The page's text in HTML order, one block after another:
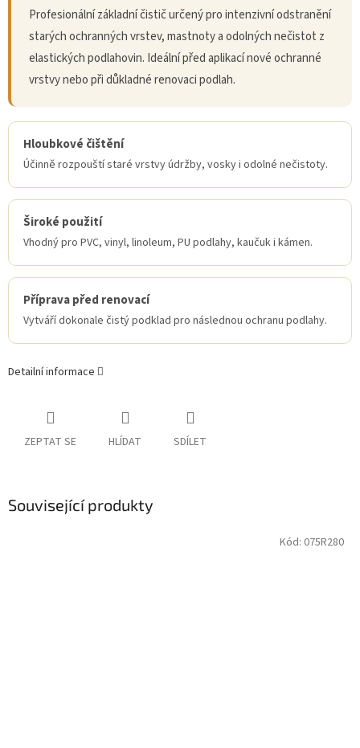
Profesionální základní čistič určený pro intenzivní odstranění
starých ochranných vrstev, mastnoty a odolných nečistot z
elastických podlahovin. Ideální před aplikací nové ochranné
vrstvy nebo při důkladné renovaci podlah.
Hloubkové čištění
Účinně rozpouští staré vrstvy údržby, vosky i odolné nečistoty.
Široké použití
Vhodný pro PVC, vinyl, linoleum, PU podlahy, kaučuk i kámen.
Příprava před renovací
Vytváří dokonale čistý podklad pro následnou ochranu podlahy.
Detailní informace
ZEPTAT SE HLÍDAT SDÍLET
Související produkty
Kód: 075R280